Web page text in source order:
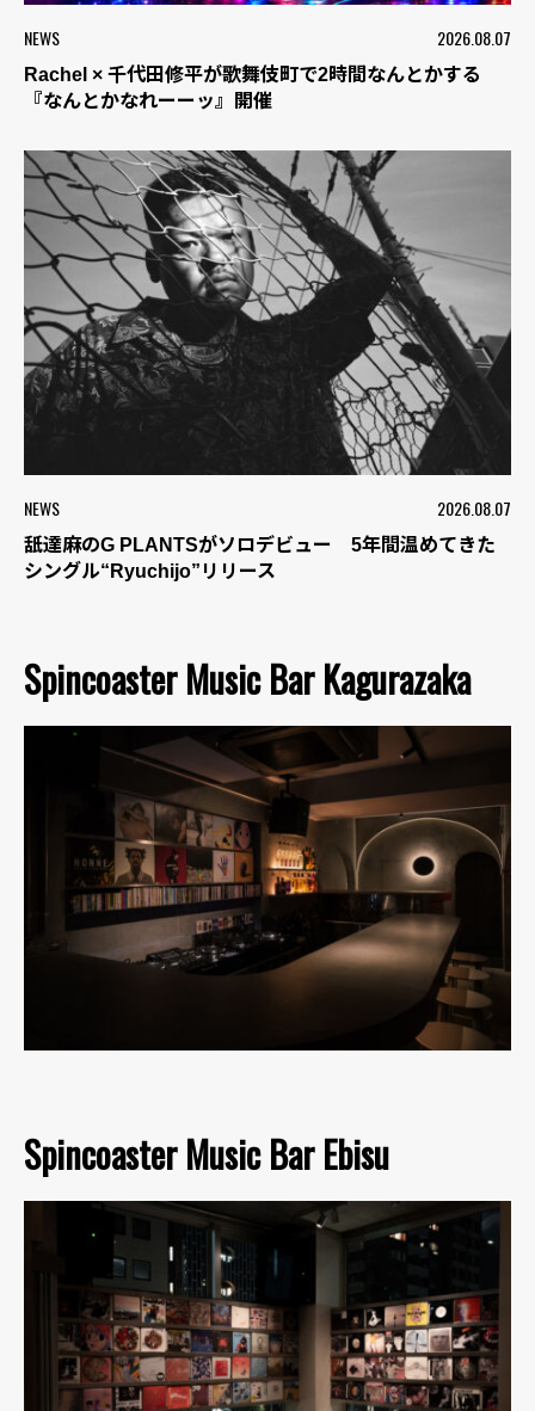
NEWS 2026.08.07
Rachel × 千代田修平が歌舞伎町で2時間なんとかする
『なんとかなれーーッ』開催
NEWS 2026.08.07
舐達麻のG PLANTSがソロデビュー 5年間温めてきた
シングル“Ryuchijo”リリース
Spincoaster Music Bar Kagurazaka
Spincoaster Music Bar Ebisu